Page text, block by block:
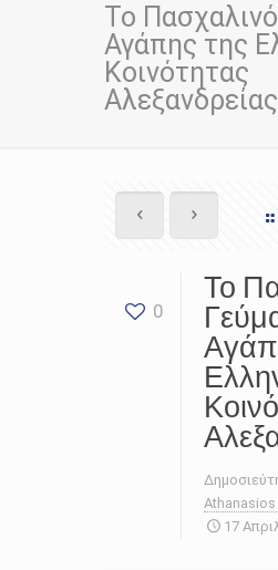
Το
Αγάπης της
Κοινότητας
Αλεξανδρείας
0
Το
17